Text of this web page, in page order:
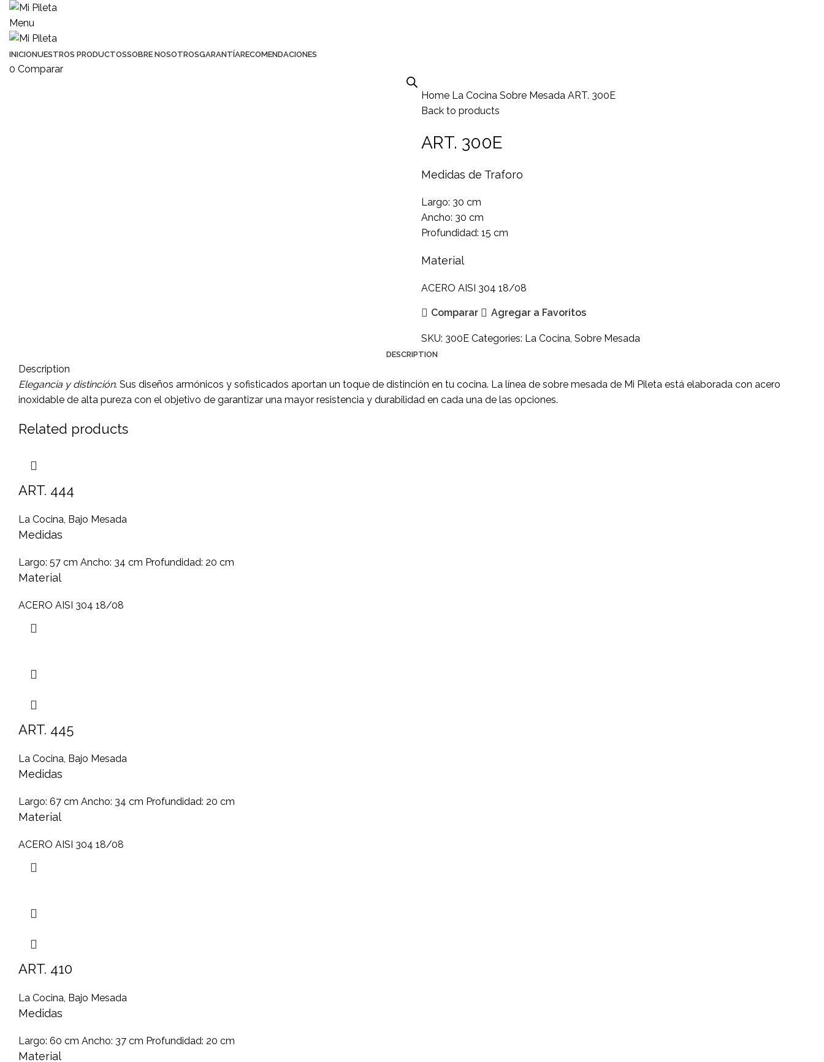
Menu
INICIONUESTROS PRODUCTOSSOBRE NOSOTROSGARANTÍARECOMENDACIONES
0 Comparar
Home La Cocina Sobre Mesada ART. 300E
Back to products
ART. 300E
Medidas de Traforo
Largo: 30 cm
Ancho: 30 cm
Profundidad: 15 cm
Material
ACERO AISI 304 18/08
Comparar Agregar a Favoritos
SKU: 300E Categories: La Cocina, Sobre Mesada
DESCRIPTION
Description
Elegancia y distinción. Sus diseños armónicos y sofisticados aportan un toque de distinción en tu cocina. La línea de sobre mesada de Mi Pileta está elaborada con acero
inoxidable de alta pureza con el objetivo de garantizar una mayor resistencia y durabilidad en cada una de las opciones.
Related products
ART. 444
La Cocina, Bajo Mesada
Medidas
Largo: 57 cm Ancho: 34 cm Profundidad: 20 cm
Material
ACERO AISI 304 18/08
ART. 445
La Cocina, Bajo Mesada
Medidas
Largo: 67 cm Ancho: 34 cm Profundidad: 20 cm
Material
ACERO AISI 304 18/08
ART. 410
La Cocina, Bajo Mesada
Medidas
Largo: 60 cm Ancho: 37 cm Profundidad: 20 cm
Material